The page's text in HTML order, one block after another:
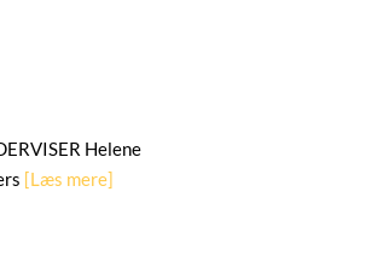
Helene
[Læs mere]